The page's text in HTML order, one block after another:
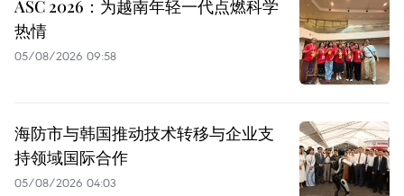
ASC 2026：为越南年轻一代点燃科学
热情
05/08/2026 09:58
海防市与韩国推动技术转移与企业支
持领域国际合作
05/08/2026 04:03